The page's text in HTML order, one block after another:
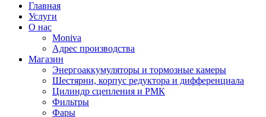
Главная
Услуги
О нас
Moniva
Адрес производства
Магазин
Энергоаккумуляторы и тормозные камеры
Шестярни, корпус редуктора и дифференциала
Цилиндр сцепления и РМК
Фильтры
Фары